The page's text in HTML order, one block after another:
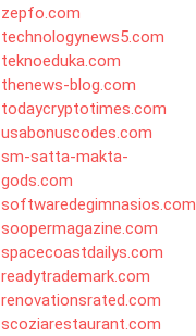
zepfo.com
technologynews5.com
teknoeduka.com
thenews-blog.com
todaycryptotimes.com
usabonuscodes.com
sm-satta-makta-
gods.com
softwaredegimnasios.com
soopermagazine.com
spacecoastdailys.com
readytrademark.com
renovationsrated.com
scoziarestaurant.com